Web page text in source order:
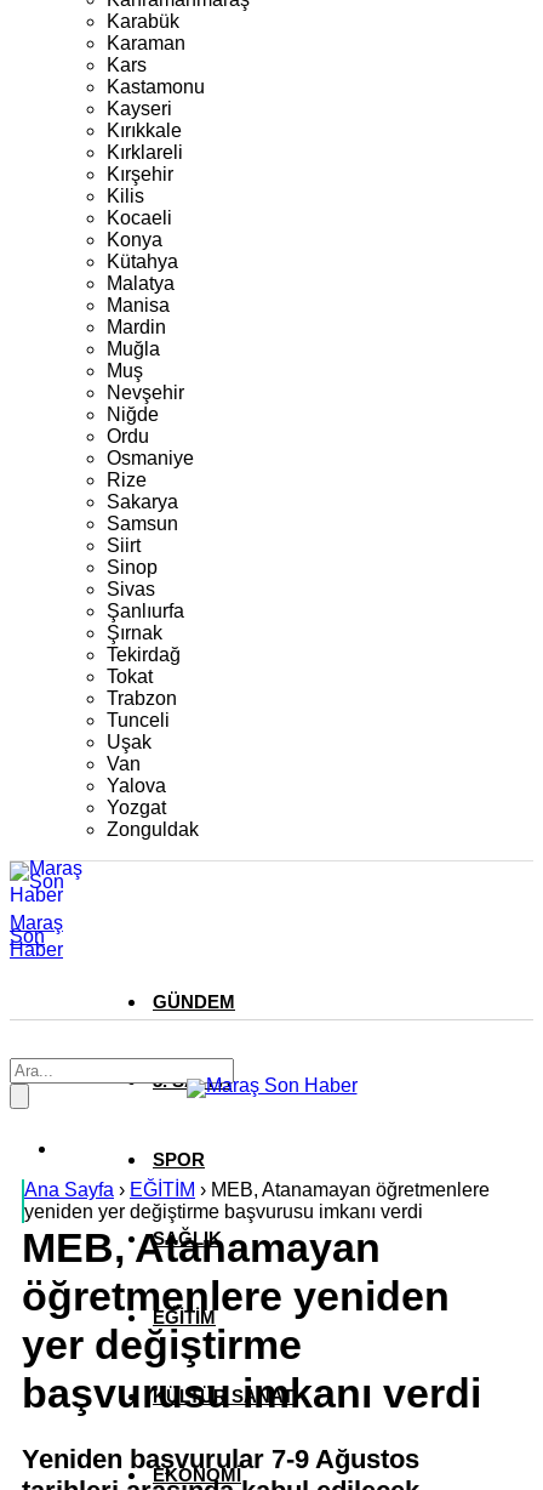
Karabük
Karaman
Kars
Kastamonu
Kayseri
Kırıkkale
Kırklareli
Kırşehir
Kilis
Kocaeli
Konya
Kütahya
Malatya
Manisa
Mardin
Muğla
Muş
Nevşehir
Niğde
Ordu
Osmaniye
Rize
Sakarya
Samsun
Siirt
Sinop
Sivas
Şanlıurfa
Şırnak
Tekirdağ
Tokat
Trabzon
Tunceli
Uşak
Van
Yalova
Yozgat
Zonguldak
Maraş
Son
Haber
GÜNDEM
3. SAYFA
SPOR
SAĞLIK
EĞİTİM
KÜLTÜR SANAT
EKONOMİ
Ana Sayfa › EĞİTİM › MEB, Atanamayan öğretmenlere
yeniden yer değiştirme başvurusu imkanı verdi
MEB, Atanamayan
öğretmenlere yeniden
yer değiştirme
başvurusu imkanı verdi
Yeniden başvurular 7-9 Ağustos